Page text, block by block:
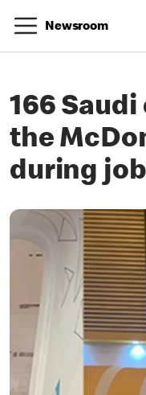
Newsroom
166
the
during